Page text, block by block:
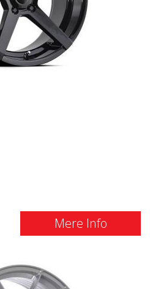
Mere Info